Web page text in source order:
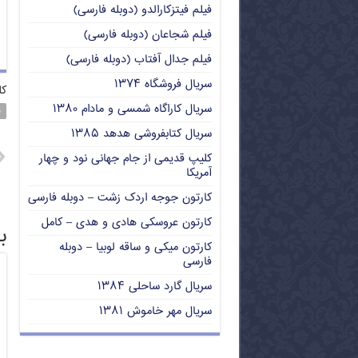
فیلم فیتزکارالدو (دوبله فارسی)
فیلم شجاعان (دوبله فارسی)
فیلم جدال آفتاب (دوبله فارسی)
سریال فروشگاه ۱۳۷۴
سریال کاراگاه شمسی و مادام ۱۳۸۰
سریال کتابفروشی هدهد ۱۳۸۵
کلیپ قدیمی از جام جهانی نود و چهار
آمریکا
کارتون جوجه اردک زشت – دوبله فارسی
کارتون عروسکی هادی و هدی – کامل
کارتون میکی و ساقه لوبیا – دوبله
فارسی
سریال گارد ساحلی ۱۳۸۴
سریال مهر خاموش ۱۳۸۱